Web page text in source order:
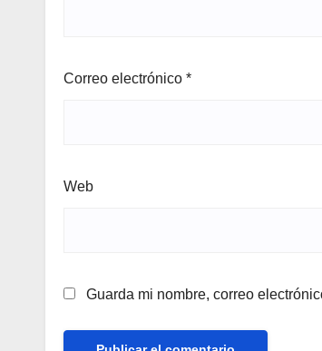
Correo electrónico *
Web
Guarda mi nombre, correo